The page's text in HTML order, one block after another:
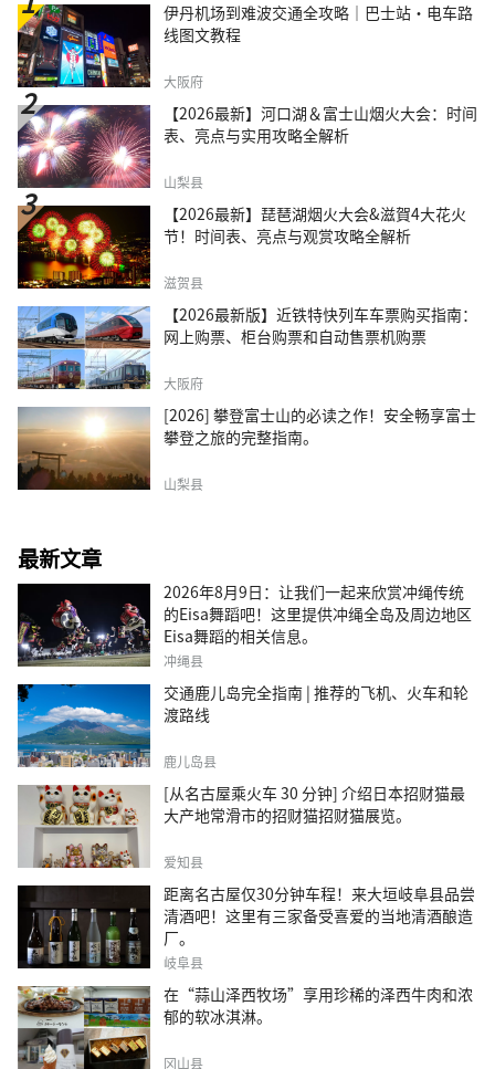
伊丹机场到难波交通全攻略｜巴士站・电车路
线图文教程
大阪府
【2026最新】河口湖＆富士山烟火大会：时间
表、亮点与实用攻略全解析
山梨县
【2026最新】琵琶湖烟火大会&滋賀4大花火
节！时间表、亮点与观赏攻略全解析
滋贺县
【2026最新版】近铁特快列车车票购买指南：
网上购票、柜台购票和自动售票机购票
大阪府
[2026] 攀登富士山的必读之作！安全畅享富士
攀登之旅的完整指南。
山梨县
最新文章
2026年8月9日：让我们一起来欣赏冲绳传统
的Eisa舞蹈吧！这里提供冲绳全岛及周边地区
Eisa舞蹈的相关信息。
冲绳县
交通鹿儿岛完全指南 | 推荐的飞机、火车和轮
渡路线
鹿儿岛县
[从名古屋乘火车 30 分钟] 介绍日本招财猫最
大产地常滑市的招财猫招财猫展览。
爱知县
距离名古屋仅30分钟车程！来大垣岐阜县品尝
清酒吧！这里有三家备受喜爱的当地清酒酿造
厂。
岐阜县
在“蒜山泽西牧场”享用珍稀的泽西牛肉和浓
郁的软冰淇淋。
冈山县